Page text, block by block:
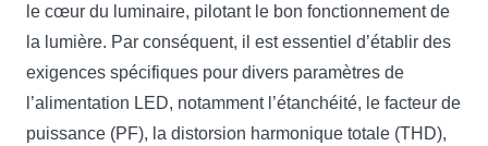
le cœur du luminaire, pilotant le bon fonctionnement de
la lumière. Par conséquent, il est essentiel d’établir des
exigences spécifiques pour divers paramètres de
l’alimentation LED, notamment l’étanchéité, le facteur de
puissance (PF), la distorsion harmonique totale (THD),